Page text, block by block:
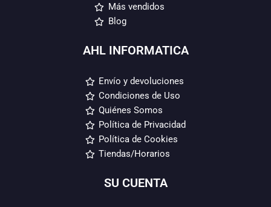
Más vendidos
Blog
AHL INFORMATICA
Envío y devoluciones
Condiciones de Uso
Quiénes Somos
Política de Privacidad
Política de Cookies
Tiendas/Horarios
SU CUENTA